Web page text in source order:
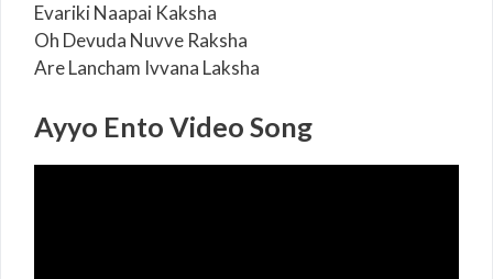
Evariki Naapai Kaksha
Oh Devuda Nuvve Raksha
Are Lancham Ivvana Laksha
Ayyo Ento Video Song